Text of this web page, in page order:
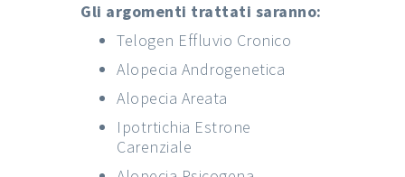
Gli argomenti trattati saranno:
Telogen Effluvio Cronico
Alopecia Androgenetica
Alopecia Areata
Ipotrtichia Estrone
Carenziale